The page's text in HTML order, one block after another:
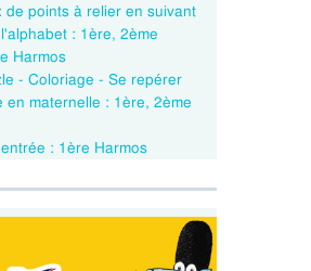
de points à relier en suivant
: 1ère, 2ème
Harmos
- Coloriage - Se repérer
en maternelle : 1ère, 2ème
: 1ère Harmos